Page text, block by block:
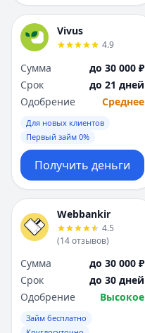
Vivus
4.9
Сумма
до 30 000 ₽
Срок
до 21 дней
Одобрение
Среднее
Для новых клиентов
Первый займ 0%
Получить деньги
Webbankir
4.5
(14отзывов)
Сумма
до 30 000 ₽
Срок
до 30 дней
Одобрение
Высокое
Займ бесплатно